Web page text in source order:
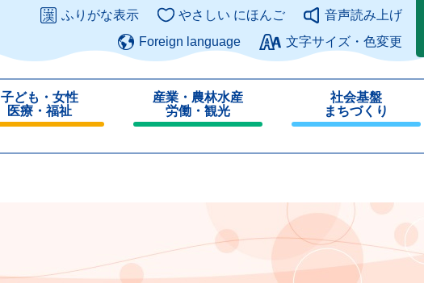
このページの本文へ
ふりがな表示 やさしい にほんご
音声読み上げ
Foreign language
文字サイズ・色変更
子ども・女性
医療・福祉
産業・農林水産
労働・観光
じ
社会基盤
まちづくり
じ